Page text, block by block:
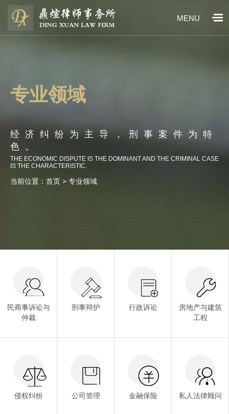
MENU
专业领域
经济纠纷为主导，刑事案件为特
色。
THE ECONOMIC DISPUTE IS THE DOMINANT AND THE CRIMINAL CASE
IS THE CHARACTERISTIC.
当前位置： 首页 > 专业领域
民商事诉讼与
仲裁
刑事辩护 行政诉讼
房地产与建筑
工程
侵权纠纷 公司管理 金融保险 私人法律顾问